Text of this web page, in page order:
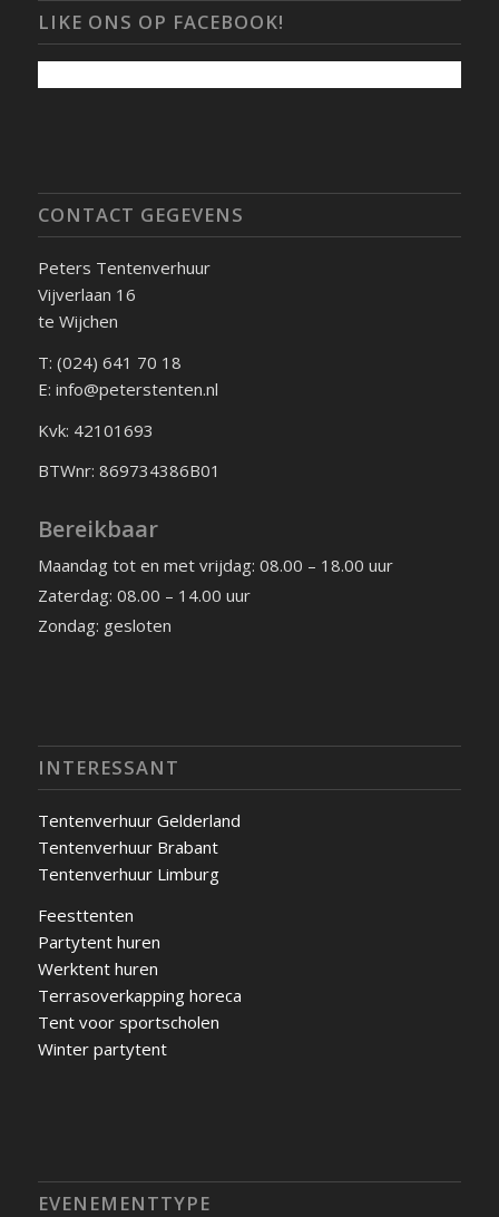
LIKE ONS OP FACEBOOK!
CONTACT GEGEVENS
Peters Tentenverhuur
Vijverlaan 16
te Wijchen
T: (024) 641 70 18
E: info@peterstenten.nl
Kvk: 42101693
BTWnr: 869734386B01
Bereikbaar
Maandag tot en met vrijdag: 08.00 – 18.00 uur
Zaterdag: 08.00 – 14.00 uur
Zondag: gesloten
INTERESSANT
Tentenverhuur Gelderland
Tentenverhuur Brabant
Tentenverhuur Limburg
Feesttenten
Partytent huren
Werktent huren
Terrasoverkapping horeca
Tent voor sportscholen
Winter partytent
EVENEMENTTYPE